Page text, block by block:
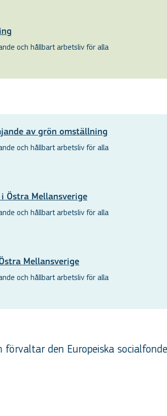
och hållbart arbetsliv för alla
av grön omställning
och hållbart arbetsliv för alla
Östra Mellansverige
och hållbart arbetsliv för alla
Mellansverige
och hållbart arbetsliv för alla
den Europeiska